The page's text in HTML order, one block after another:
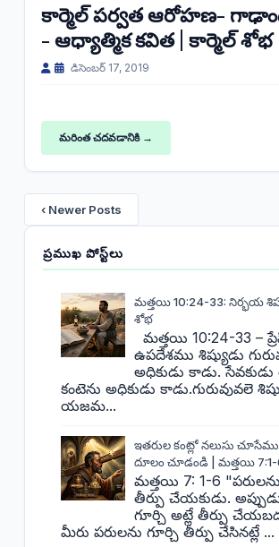
కార్మెల్ పర్వత ఆరోహణ-
- ఆధ్యాత్మిక కవిత | కార్మెల్ శోభ
డిసెంబర్ 17, 2019
మరింత చదవడానికి →
‹ Newer Posts
ప్రముఖ పోస్ట్‌లు
మత్తయి 10:24-33: నిర్భయ
శోభ
మత్తయి 10:24-33 –
ఉపదేశము శిష్యుడు
అధికుడు కాడు.
కంటెను అధికుడు కాడు.గురువువలె
యజమ...
ఇతరుల కంట్లో నలుసు
దూలం చూడండి | మత్తయి 7:1-
మత్తయి 7: 1-6
తీర్పు చేయకుడు.
గూర్చి అట్లే తీర్పు
మీరు పరులను గూర్చి తీర్పు చేసినట్లే ...